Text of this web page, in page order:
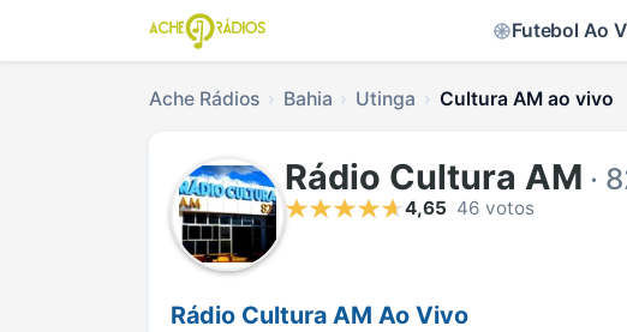
Futebol Ao
Ache Rádios Bahia Utinga Cultura AM ao vivo
Rádio Cultura AM ·
4,65 46 votos
Rádio Cultura AM Ao Vivo